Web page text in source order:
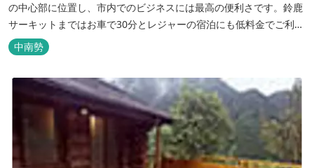
の中心部に位置し、市内でのビジネスには最高の便利さです。鈴鹿
サーキットまではお車で30分とレジャーの宿泊にも低料金でご利用
いただけます。
中南勢